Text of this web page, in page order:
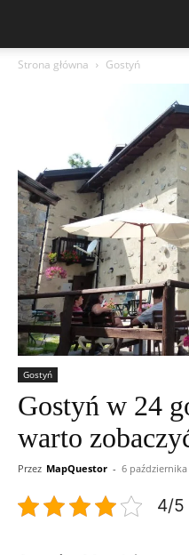
Strona główna Gostyń
Gostyń
Gostyń w 24
warto
Przez MapQuestor - 6 października
4/5